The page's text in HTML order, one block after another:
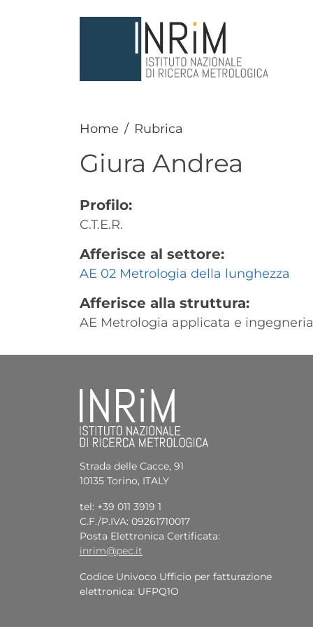
Home Rubrica
Giura Andrea
Profilo:
C.T.E.R.
Afferisce al settore:
AE 02 Metrologia della lunghezza
Afferisce alla struttura:
AE Metrologia applicata e ingegneria
Strada delle Cacce, 91
10135 Torino, ITALY
tel: +39 011 3919 1
C.F./P.IVA: 09261710017
Posta Elettronica Certificata:
inrim@pec.it
Codice Univoco Ufficio per fatturazione
elettronica: UFPQ1O